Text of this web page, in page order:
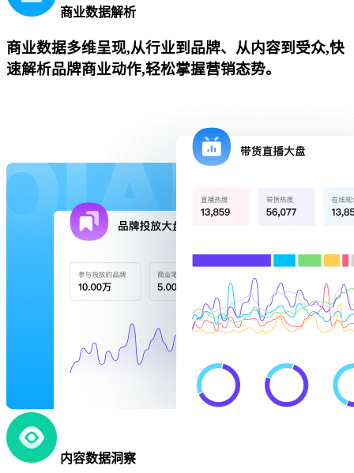
商业数据解析
商业数据多维呈现,从行业到品牌、从内容到受众,快
速解析品牌商业动作,轻松掌握营销态势。
内容数据洞察